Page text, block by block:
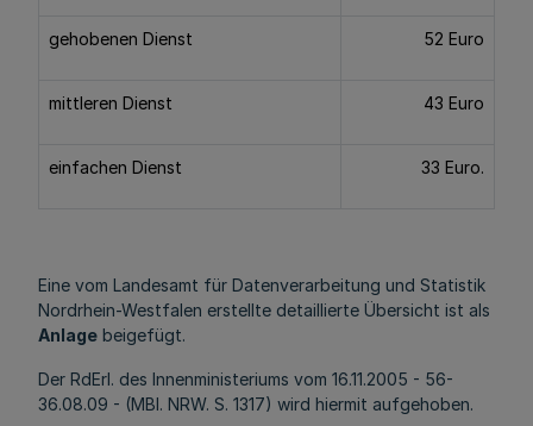
gehobenen Dienst 52 Euro
mittleren Dienst 43 Euro
einfachen Dienst 33 Euro.
Eine vom Landesamt für Datenverarbeitung und Statistik
Nordrhein-Westfalen erstellte detaillierte Übersicht ist als
Anlage beigefügt.
Der RdErl. des Innenministeriums vom 16.11.2005 - 56-
36.08.09 - (MBl. NRW. S. 1317) wird hiermit aufgehoben.